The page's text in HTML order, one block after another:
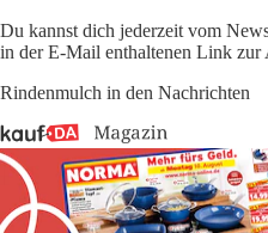
Du kannst dich jederzeit vom
in der E-Mail enthaltenen Link zur
Rindenmulch in den Nachrichten